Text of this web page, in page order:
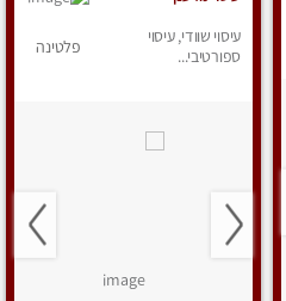
עיסוי שוודי, עיסוי
ספורטיבי...
פלטינה